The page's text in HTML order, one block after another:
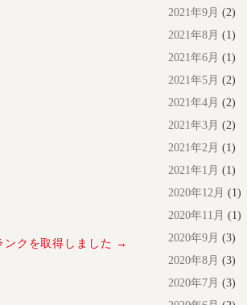
ンクを取得しました →
2021年9月 (2)
2021年8月 (1)
2021年6月 (1)
2021年5月 (2)
2021年4月 (2)
2021年3月 (2)
2021年2月 (1)
2021年1月 (1)
2020年12月 (1)
2020年11月 (1)
2020年9月 (3)
2020年8月 (3)
2020年7月 (3)